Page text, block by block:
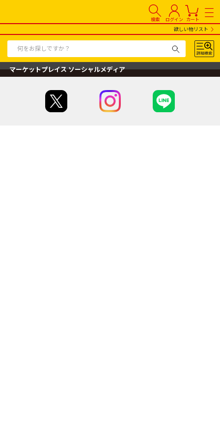
検索 ログイン カート
欲しい物リスト
マーケットプレイス ソーシャルメディア